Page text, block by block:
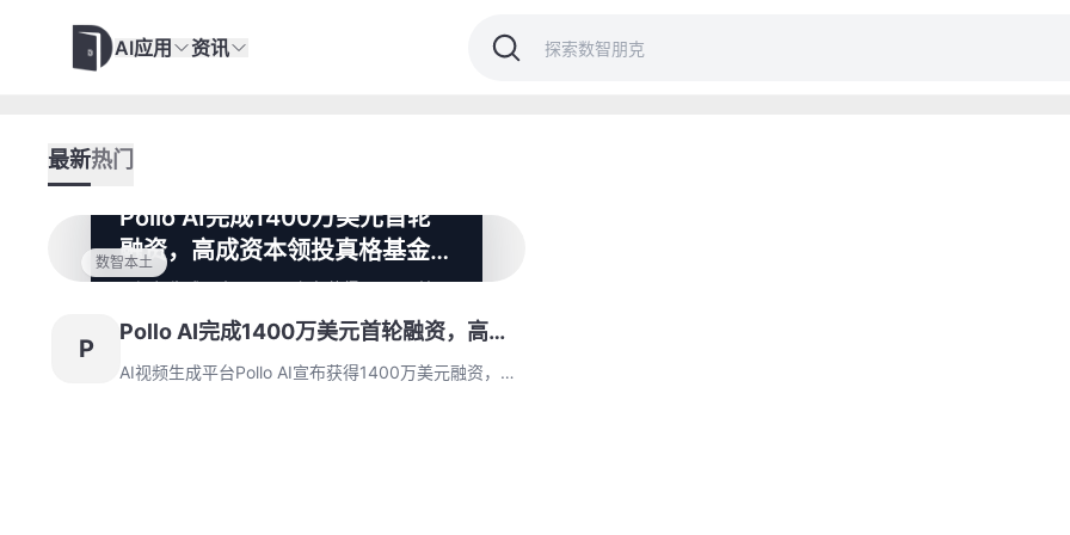
AI应用 资讯
最新热门
数智本土
Pollo AI完成1400万美元首轮
融资，高成资本领投真格基金跟
投
AI视频生成平台Pollo AI宣布获得1400万美元
凭借SEO经验实现快速增长，注册用户超
2000万，目标成为AI视频创作工具领导者。
P
Pollo AI完成1400万美元首轮融资，高成
资本领投真格基金跟投
AI视频生成平台Pollo AI宣布获得1400万美元融资，由